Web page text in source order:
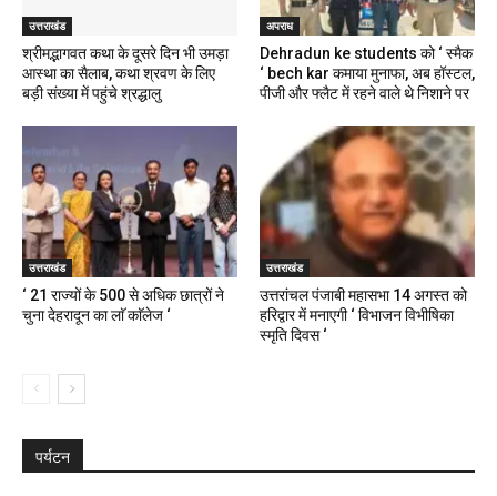
उत्तराखंड
श्रीमद्भागवत कथा के दूसरे दिन भी उमड़ा
आस्था का सैलाब, कथा श्रवण के लिए
बड़ी संख्या में पहुंचे श्रद्धालु
अपराध
Dehradun ke students को ‘ स्मैक
‘ bech kar कमाया मुनाफा, अब हॉस्टल,
पीजी और फ्लैट में रहने वाले थे निशाने पर
उत्तराखंड
‘ 21 राज्यों के 500 से अधिक छात्रों ने
चुना देहरादून का लाॅ काॅलेज ‘
उत्तराखंड
उत्तरांचल पंजाबी महासभा 14 अगस्त को
हरिद्वार में मनाएगी ‘ विभाजन विभीषिका
स्मृति दिवस ‘
पर्यटन